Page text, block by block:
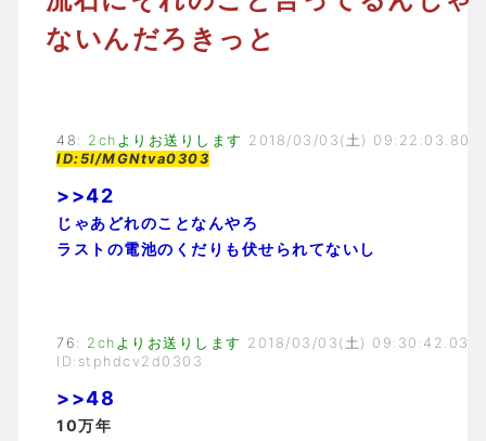
ないんだろきっと
48 : 2chよりお送りします 2018/03/03(土) 09:22:03.80
ID:5l/MGNtva0303
>>42
じゃあどれのことなんやろ
ラストの電池のくだりも伏せられてないし
76 : 2chよりお送りします 2018/03/03(土) 09:30:42.03
ID:stphdcv2d0303
>>48
10万年